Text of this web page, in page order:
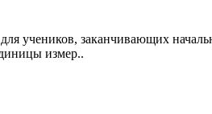
учеников, заканчивающих
измер..